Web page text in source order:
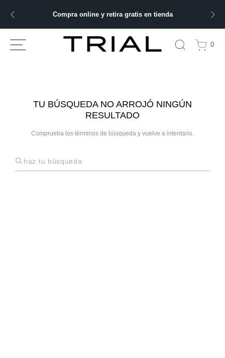
Compra online y retira gratis en tienda
0
TU BÚSQUEDA NO ARROJÓ NINGÚN
RESULTADO
Comprueba los términos de búsqueda y vuelve a intentarlo.
Haz tu búsqueda
BUSCADOS